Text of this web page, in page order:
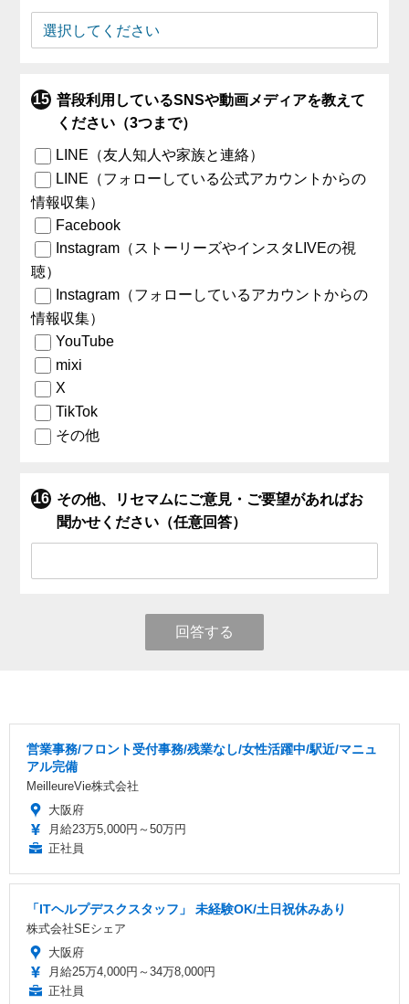
普段利用しているSNSや動画メディアを教えて
ください（3つまで）
LINE（友人知人や家族と連絡）
LINE（フォローしている公式アカウントからの
情報収集）
Facebook
Instagram（ストーリーズやインスタLIVEの視
聴）
Instagram（フォローしているアカウントからの
情報収集）
YouTube
mixi
X
TikTok
その他
その他、リセマムにご意見・ご要望があればお
聞かせください（任意回答）
回答する
営業事務/フロント受付事務/残業なし/女性活躍中/駅近/マニュ
アル完備
MeilleureVie株式会社
大阪府
月給23万5,000円～50万円
正社員
「ITヘルプデスクスタッフ」 未経験OK/土日祝休みあり
株式会社SEシェア
大阪府
月給25万4,000円～34万8,000円
正社員